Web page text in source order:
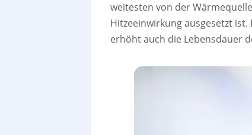
weitesten von der
Hitzeeinwirkung ausgesetzt
erhöht auch die Lebensdauer